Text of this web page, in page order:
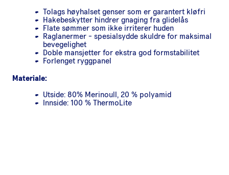
Tolags høyhalset genser som er garantert kløfri
Hakebeskytter hindrer gnaging fra glidelås
Flate sømmer som ikke irriterer huden
Raglanermer - spesialsydde skuldre for maksimal
bevegelighet
Doble mansjetter for ekstra god formstabilitet
Forlenget ryggpanel
Materiale:
Utside: 80% Merinoull, 20 % polyamid
Innside: 100 % ThermoLite